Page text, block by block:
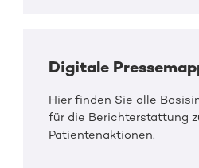
Schulen im Kampf gegen Blutkrebs [...]
Digitale
Hier finden Sie alle
für die Berichterstattung
Patientenaktionen.